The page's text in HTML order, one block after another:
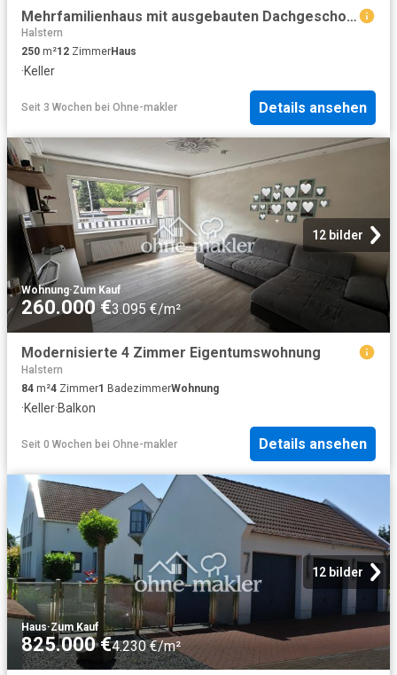
Mehrfamilienhaus mit ausgebauten Dachgeschoss in Herford
Halstern
250 m²12 ZimmerHaus
·Keller
Seit 3 Wochen bei Ohne-makler Details ansehen
12 bilder
Wohnung·Zum Kauf
260.000 €3.095 €/m²
Modernisierte 4 Zimmer Eigentumswohnung
Halstern
84 m²4 Zimmer1 BadezimmerWohnung
·Keller·Balkon
Seit 0 Wochen bei Ohne-makler Details ansehen
12 bilder
Haus·Zum Kauf
825.000 €4.230 €/m²